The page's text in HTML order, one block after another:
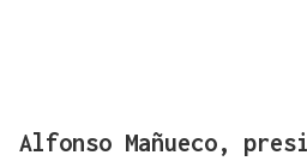
Alfonso Mañueco,